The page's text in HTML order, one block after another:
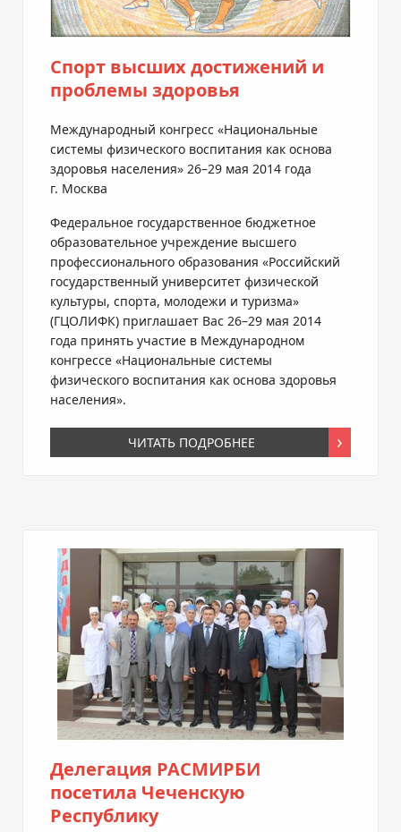
Спорт высших достижений и
проблемы здоровья
Международный конгресс «Национальные
системы физического воспитания как основа
здоровья населения» 26–29 мая 2014 года
г. Москва
Федеральное государственное бюджетное
образовательное учреждение высшего
профессионального образования «Российский
государственный университет физической
культуры, спорта, молодежи и туризма»
(ГЦОЛИФК) приглашает Вас 26–29 мая 2014
года принять участие в Международном
конгрессе «Национальные системы
физического воспитания как основа здоровья
населения».
ЧИТАТЬ ПОДРОБНЕЕ
Делегация РАСМИРБИ
посетила Чеченскую
Республику